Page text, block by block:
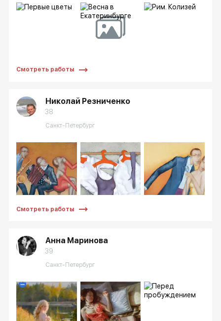
Смотреть работы
Николай Резниченко
38
Санкт-Петербург
Смотреть работы
Анна Маринова
39
Санкт-Петербург